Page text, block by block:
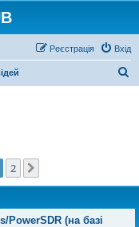
Вхід
Реєстрація
2
PowerSDR (на базі